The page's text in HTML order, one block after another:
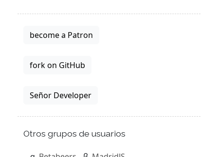
become a Patron
fork on GitHub
Señor Developer
Otros grupos de usuarios